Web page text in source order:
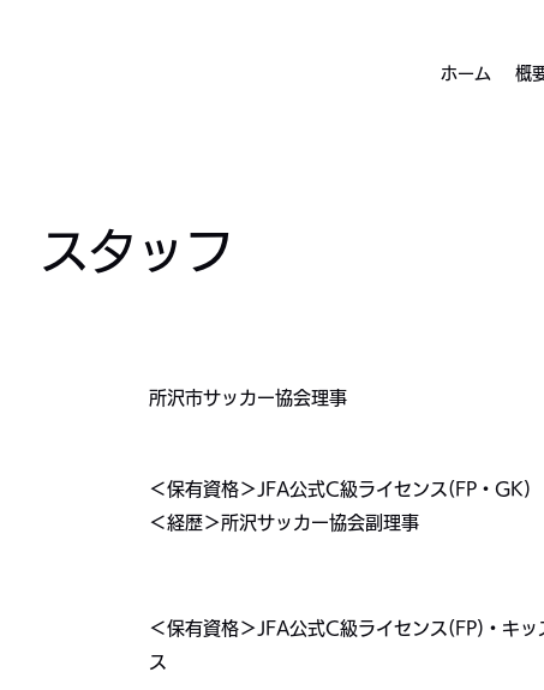
ホーム 概
​スタッフ
​​所沢市サッカー協会理事
＜保有資格＞JFA公式C級ライセンス(FP・GK)
＜経歴＞所沢サッカー協会副理事
＜保有資格＞JFA公式C級ライセンス(FP)・キッ
ス